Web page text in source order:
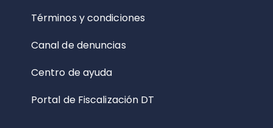
Términos y condiciones
Canal de denuncias
Centro de ayuda
Portal de Fiscalización DT